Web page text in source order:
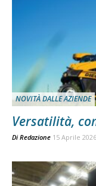
NOVITÀ DALLE AZIENDE
Versatilità,
Di Redazione 15 Aprile 2026